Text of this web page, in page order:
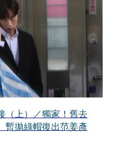
（上）／獨家！舊去
拋綠帽復出范姜彥